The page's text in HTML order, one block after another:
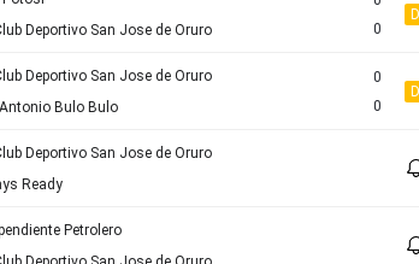
Deportivo San Jose de Oruro
0
D
Deportivo San Jose de Oruro
Bulo Bulo
0
0
D
Deportivo San Jose de Oruro
Ready
Petrolero